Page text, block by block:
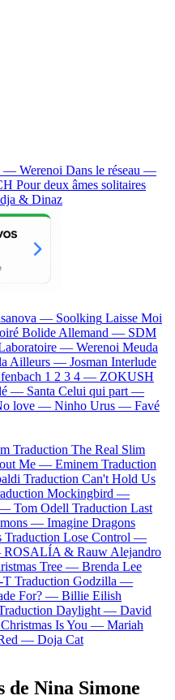
— Werenoi Dans le réseau —
Pour deux âmes solitaires
& Dinaz
— Soolking Laisse Moi
Bolide Allemand — SDM
— Werenoi Meuda
Ailleurs — Josman Interlude
1 2 3 4 — ZOKUSH
— Santa Celui qui part —
love — Ninho Urus — Favé
Traduction The Real Slim
Me — Eminem Traduction
Traduction Can't Hold Us
Mockingbird —
— Tom Odell Traduction Last
— Imagine Dragons
Traduction Lose Control —
ROSALÍA & Rauw Alejandro
Tree — Brenda Lee
T Traduction Godzilla —
For? — Billie Eilish
Daylight — David
Is You — Mariah
— Doja Cat
de Nina Simone